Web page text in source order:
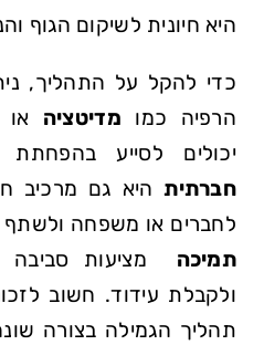
היא חיונית לשיקום הגוף
כדי להקל על התהליך,
הרפיה כמו מדיטציה או
יכולים לסייע
חברתיתהיא גם מרכיב
לחברים או משפחה
תמיכה
מציעות⁣ סביבה
ולקבלת עידוד. חשוב
תהליך הגמילה בצורה